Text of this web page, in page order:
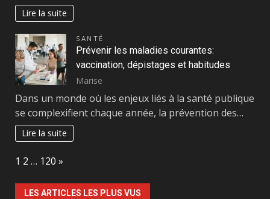
Lire la suite
SANTÉ
Prévenir les maladies courantes:
vaccination, dépistages et habitudes
Marise
Dans un monde où les enjeux liés à la santé publique
se complexifient chaque année, la prévention des…
Lire la suite
Page:
1 2 … 120 Next
»
LES ARTICLES LES PLUS VUS